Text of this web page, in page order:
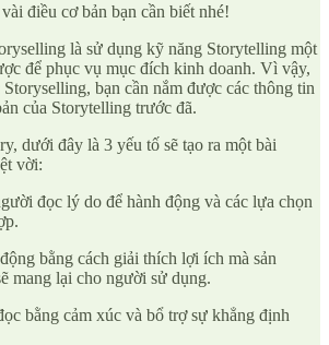
điều cơ bản bạn cần biết nhé!
là sử dụng kỹ năng Storytelling một
để phục vụ mục đích kinh doanh. Vì vậy,
bạn cần nắm được các thông tin
của Storytelling trước đã.
dưới đây là 3 yếu tố sẽ tạo ra một bài
vời:
đọc lý do để hành động và các lựa chọn
bằng cách giải thích lợi ích mà sản
mang lại cho người sử dụng.
bằng cảm xúc và bổ trợ sự khẳng định